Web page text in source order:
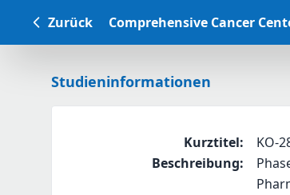
Zurück Comprehensive Cancer
Studieninformationen
Kurztitel:
KO-
Beschreibung: